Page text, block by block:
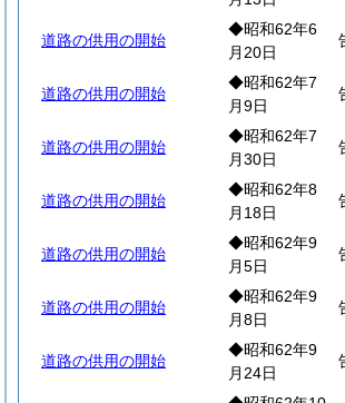
道路の供用の開始
◆昭和62年6
月20日
道路の供用の開始
◆昭和62年7
月9日
道路の供用の開始
◆昭和62年7
月30日
道路の供用の開始
◆昭和62年8
月18日
道路の供用の開始
◆昭和62年9
月5日
道路の供用の開始
◆昭和62年9
月8日
道路の供用の開始
◆昭和62年9
月24日